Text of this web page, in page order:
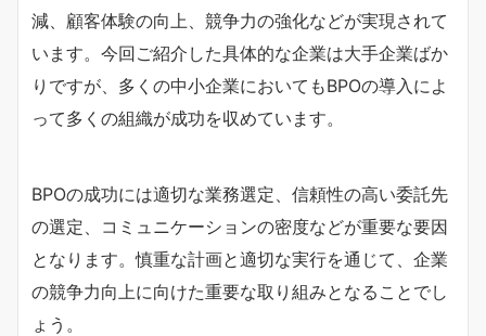
減、顧客体験の向上、競争力の強化などが実現されて
います。今回ご紹介した具体的な企業は大手企業ばか
りですが、多くの中小企業においてもBPOの導入によ
って多くの組織が成功を収めています。
BPOの成功には適切な業務選定、信頼性の高い委託先
の選定、コミュニケーションの密度などが重要な要因
となります。慎重な計画と適切な実行を通じて、企業
の競争力向上に向けた重要な取り組みとなることでし
ょう。